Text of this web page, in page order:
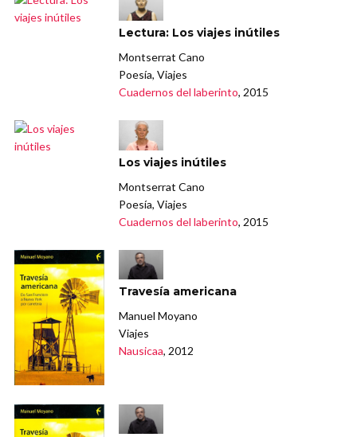
Lectura: Los viajes inútiles
Montserrat Cano
Poesía, Viajes
Cuadernos del laberinto, 2015
Los viajes inútiles
Montserrat Cano
Poesía, Viajes
Cuadernos del laberinto, 2015
Travesía americana
Manuel Moyano
Viajes
Nausicaa, 2012